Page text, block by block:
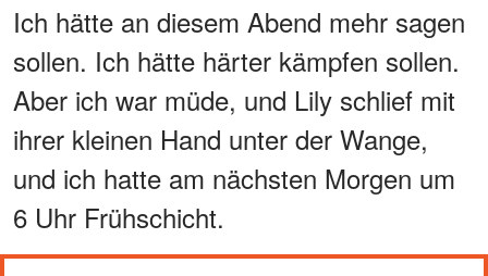
Ich hätte an diesem Abend mehr sagen
sollen. Ich hätte härter kämpfen sollen.
Aber ich war müde, und Lily schlief mit
ihrer kleinen Hand unter der Wange,
und ich hatte am nächsten Morgen um
6 Uhr Frühschicht.